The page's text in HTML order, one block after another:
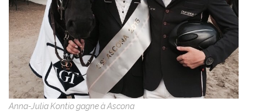
Anna-Julia Kontio gagne à Ascona